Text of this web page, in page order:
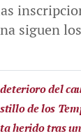
siguen
del
de los
herido tras